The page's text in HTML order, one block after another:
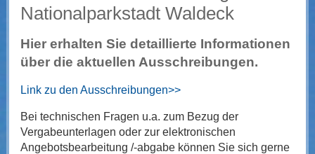
Nationalparkstadt Waldeck
Hier erhalten Sie detaillierte Informationen
über die aktuellen Ausschreibungen.
Link zu den Ausschreibungen>>
Bei technischen Fragen u.a. zum Bezug der
Vergabeunterlagen oder zur elektronischen
Angebotsbearbeitung /-abgabe können Sie sich gerne